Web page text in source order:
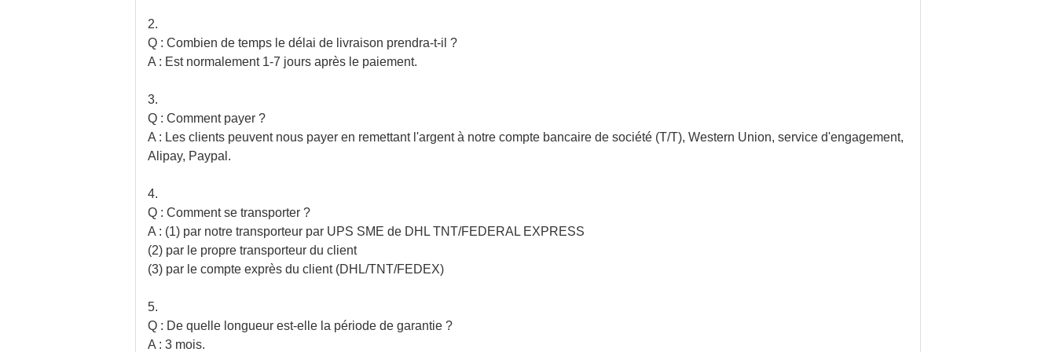
2.
Q : Combien de temps le délai de livraison prendra-t-il ?
A : Est normalement 1-7 jours après le paiement.
3.
Q : Comment payer ?
A : Les clients peuvent nous payer en remettant l'argent à notre compte bancaire de société (T/T), Western Union, service d'engagement,
Alipay, Paypal.
4.
Q : Comment se transporter ?
A : (1) par notre transporteur par UPS SME de DHL TNT/FEDERAL EXPRESS
(2) par le propre transporteur du client
(3) par le compte exprès du client (DHL/TNT/FEDEX)
5.
Q : De quelle longueur est-elle la période de garantie ?
A : 3 mois.